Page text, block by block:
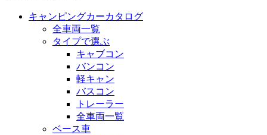
キャンピングカーカタログ
全車両一覧
タイプで選ぶ
キャブコン
バンコン
軽キャン
バスコン
トレーラー
全車両一覧
ベース車